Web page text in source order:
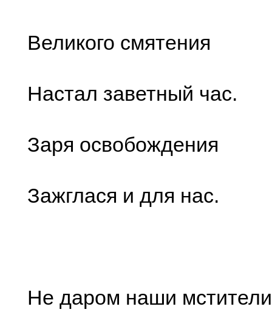
Великого смятения
Настал заветный час.
Заря освобождения
Зажглася и для нас.
Не даром наши мстители